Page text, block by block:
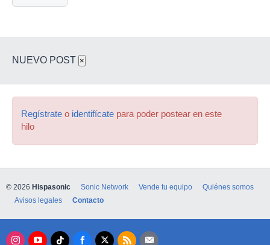
NUEVO POST ×
Regístrate o identifícate para poder postear en este
hilo
© 2026 Hispasonic Sonic Network Vende tu equipo
Quiénes somos
Avisos legales
Contacto